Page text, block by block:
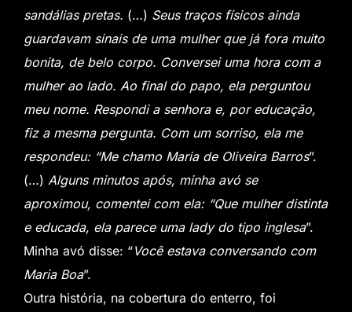
sandálias pretas. (…) Seus traços físicos ainda
guardavam sinais de uma mulher que já fora muito
bonita, de belo corpo. Conversei uma hora com a
mulher ao lado. Ao final do papo, ela perguntou
meu nome. Respondi a senhora e, por educação,
fiz a mesma pergunta. Com um sorriso, ela me
respondeu: “Me chamo Maria de Oliveira Barros”.
(…) Alguns minutos após, minha avó se
aproximou, comentei com ela: “Que mulher distinta
e educada, ela parece uma lady do tipo inglesa”.
Minha avó disse: “Você estava conversando com
Maria Boa”.
Outra história, na cobertura do enterro, foi